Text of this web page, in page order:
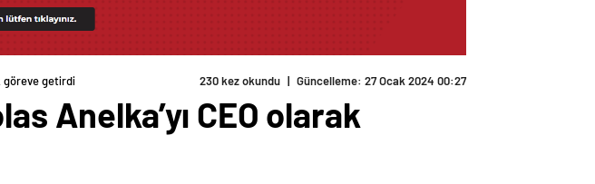
göreve getirdi 230 kez okundu | Güncelleme: 27 Ocak 2024 00:27
Anelka’yı CEO olarak